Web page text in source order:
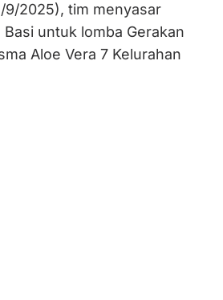
9/2025), tim menyasar
untuk lomba Gerakan
Aloe Vera 7 Kelurahan